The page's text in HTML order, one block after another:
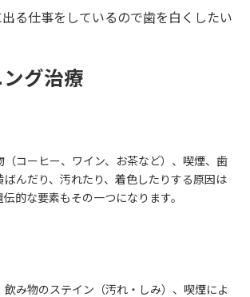
出る仕事をしているので歯を白くしたい
グ治療
（コーヒー、ワイン、お茶など）、喫煙、歯
ばんだり、汚れたり、着色したりする原因は
的な要素もその一つになります。
飲み物のステイン（汚れ・しみ）、喫煙によ